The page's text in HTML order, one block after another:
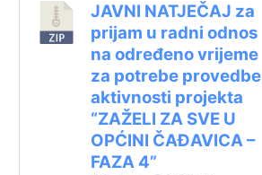
JAVNI NATJEČAJ za
prijam u radni odnos
na određeno vrijeme
za potrebe provedbe
aktivnosti projekta
“ZAŽELI ZA SVE U
OPĆINI ČAĐAVICA –
FAZA 4”